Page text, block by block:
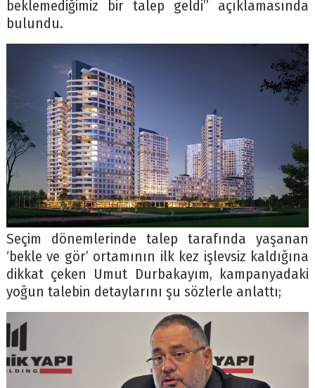
beklemediğimiz bir talep geldi” açıklamasında
bulundu.
Seçim dönemlerinde talep tarafında yaşanan
‘bekle ve gör’ ortamının ilk kez işlevsiz kaldığına
dikkat çeken Umut Durbakayım, kampanyadaki
yoğun talebin detaylarını şu sözlerle anlattı;